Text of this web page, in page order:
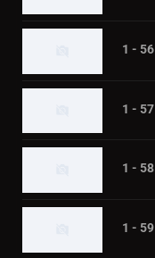
1 - 56
1 - 57
1 - 58
1 - 59